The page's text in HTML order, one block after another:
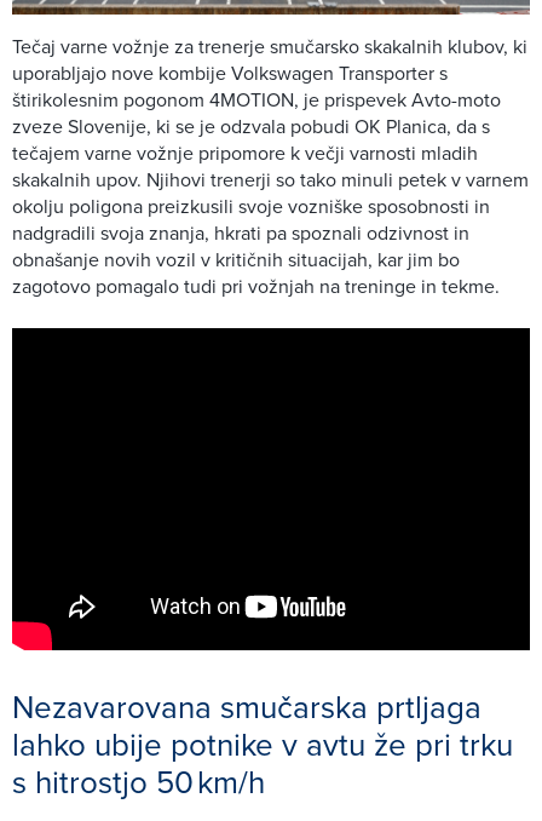
Tečaj varne vožnje za trenerje smučarsko skakalnih klubov, ki
uporabljajo nove kombije Volkswagen Transporter s
štirikolesnim pogonom 4MOTION, je prispevek Avto-moto
zveze Slovenije, ki se je odzvala pobudi OK Planica, da s
tečajem varne vožnje pripomore k večji varnosti mladih
skakalnih upov. Njihovi trenerji so tako minuli petek v varnem
okolju poligona preizkusili svoje vozniške sposobnosti in
nadgradili svoja znanja, hkrati pa spoznali odzivnost in
obnašanje novih vozil v kritičnih situacijah, kar jim bo
zagotovo pomagalo tudi pri vožnjah na treninge in tekme.
Nezavarovana smučarska prtljaga
lahko ubije potnike v avtu že pri trku
s hitrostjo 50 km/h